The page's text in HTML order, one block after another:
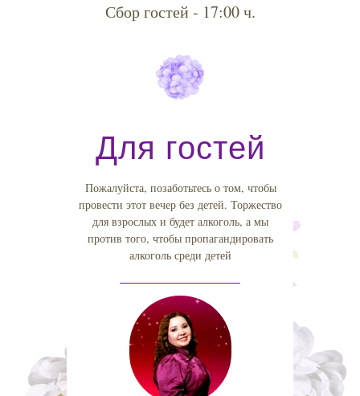
Сбор гостей - 17:00 ч.
Пожалуйста, позаботьтесь о том, чтобы
провести этот вечер без детей. Торжество
для взрослых и будет алкоголь, а мы
против того, чтобы пропагандировать
алкоголь среди детей
Для гостей